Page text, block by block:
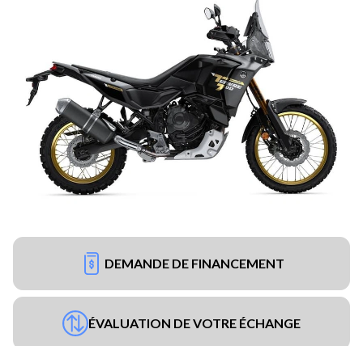
DEMANDE DE FINANCEMENT
ÉVALUATION DE VOTRE ÉCHANGE